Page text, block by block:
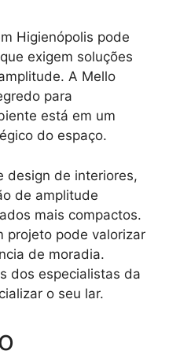
Higienópolis pode
exigem soluções
A Mello
para
está em um
do espaço.
design de interiores,
de amplitude
mais compactos.
projeto pode valorizar
de moradia.
dos especialistas da
o seu lar.